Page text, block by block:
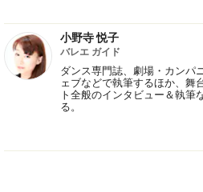
小野寺 悦子
バレエ ガイド
ダンス専門誌、劇場・カンパ
ェブなどで執筆するほか、舞
ト全般のインタビュー＆執筆
る。